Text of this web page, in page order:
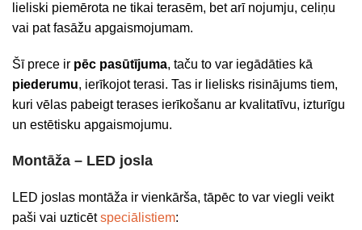
lieliski piemērota ne tikai terasēm, bet arī nojumju, celiņu
vai pat fasāžu apgaismojumam.
Šī prece ir pēc pasūtījuma, taču to var iegādāties kā
piederumu, ierīkojot terasi. Tas ir lielisks risinājums tiem,
kuri vēlas pabeigt terases ierīkošanu ar kvalitatīvu, izturīgu
un estētisku apgaismojumu.
Montāža – LED josla
LED joslas montāža ir vienkārša, tāpēc to var viegli veikt
paši vai uzticētspeciālistiem: